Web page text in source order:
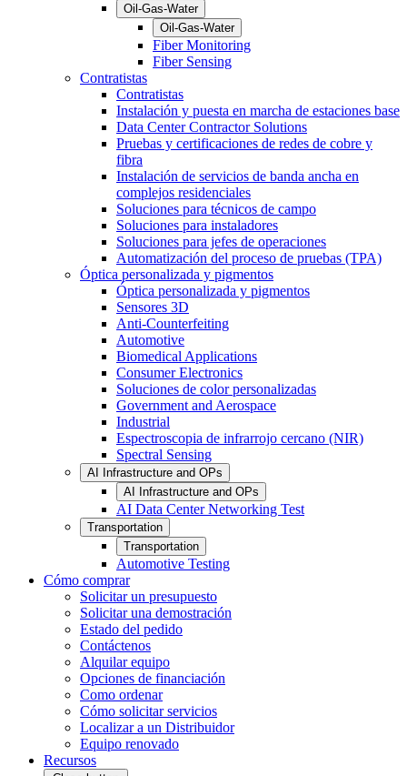
Oil-Gas-Water
Oil-Gas-Water
Fiber Monitoring
Fiber Sensing
Contratistas
Contratistas
Instalación y puesta en marcha de estaciones base
Data Center Contractor Solutions
Pruebas y certificaciones de redes de cobre y
fibra
Instalación de servicios de banda ancha en
complejos residenciales
Soluciones para técnicos de campo
Soluciones para instaladores
Soluciones para jefes de operaciones
Automatización del proceso de pruebas (TPA)
Óptica personalizada y pigmentos
Óptica personalizada y pigmentos
Sensores 3D
Anti-Counterfeiting
Automotive
Biomedical Applications
Consumer Electronics
Soluciones de color personalizadas
Government and Aerospace
Industrial
Espectroscopia de infrarrojo cercano (NIR)
Spectral Sensing
AI Infrastructure and OPs
AI Infrastructure and OPs
AI Data Center Networking Test
Transportation
Transportation
Automotive Testing
Cómo comprar
Solicitar un presupuesto
Solicitar una demostración
Estado del pedido
Contáctenos
Alquilar equipo
Opciones de financiación
Como ordenar
Cómo solicitar servicios
Localizar a un Distribuidor
Equipo renovado
Recursos